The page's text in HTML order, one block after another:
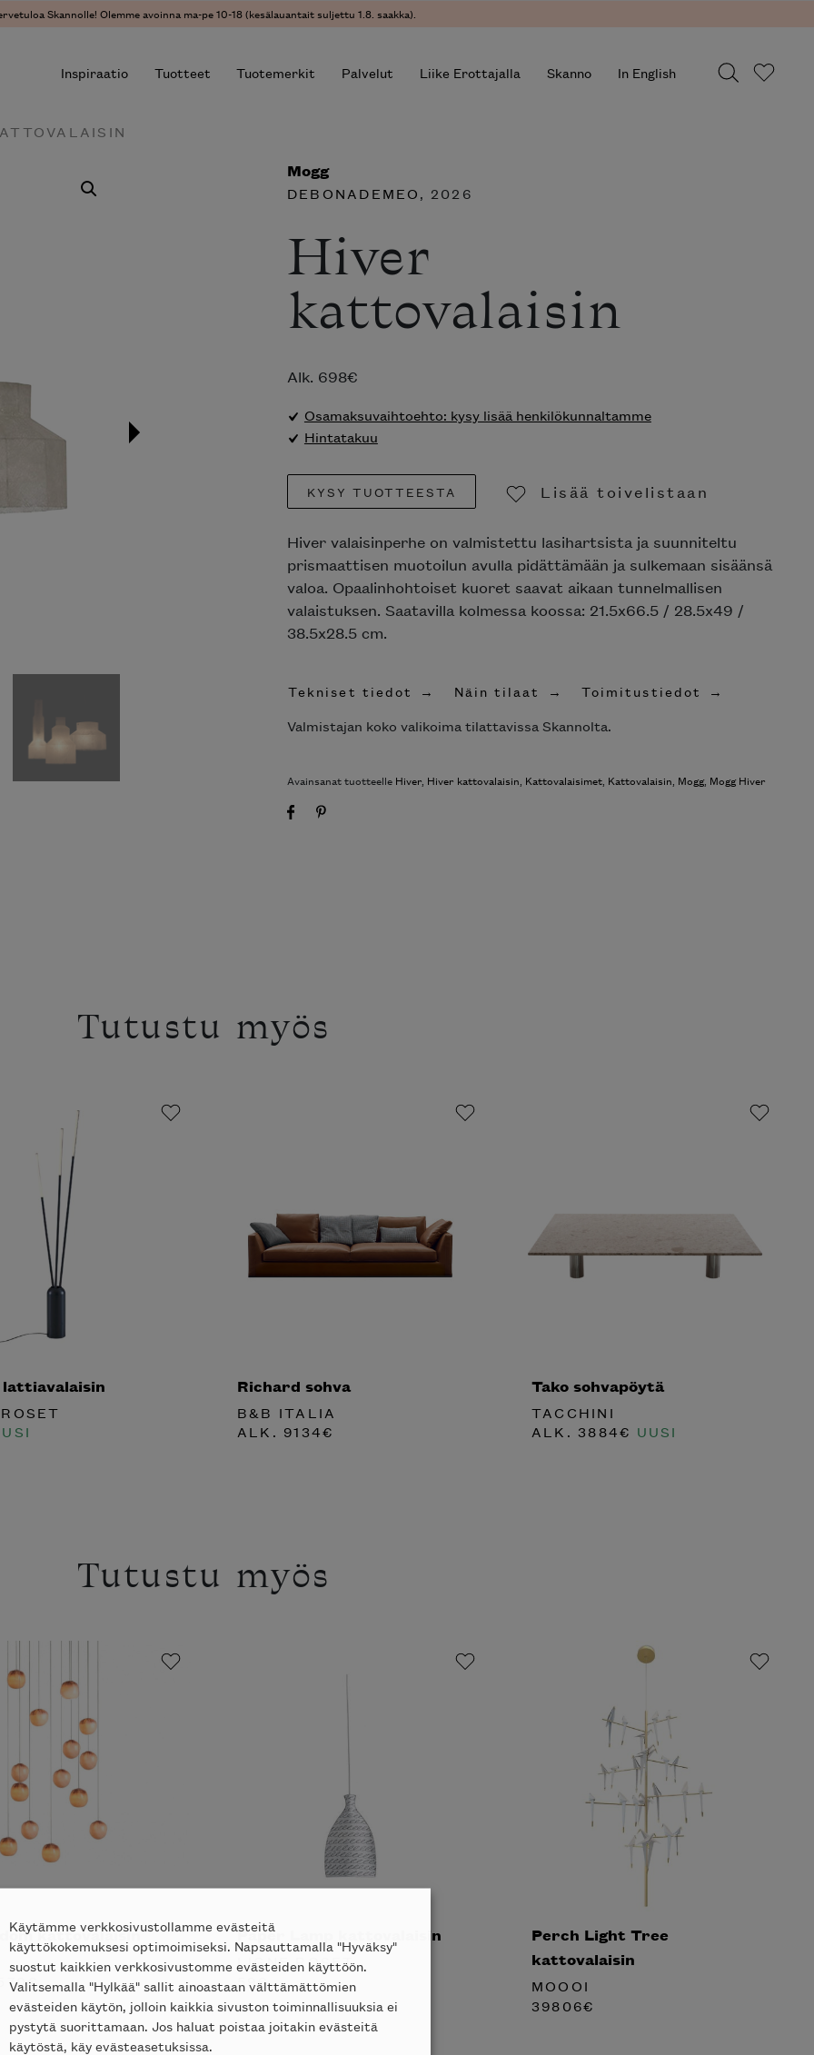
Skannolle! Olemme avoinna ma-pe 10-18 (kesälauantait suljettu 1.8. saakka).
Inspiraatio Tuotteet Tuotemerkit Palvelut Liike Erottajalla Skanno In English
Mogg
DEBONADEMEO, 2026
Hiver
kattovalaisin
Alk. 698€
Osamaksuvaihtoehto: kysy lisää henkilökunnaltamme
Hintatakuu
KYSY TUOTTEESTA
Lisää toivelistaan
Hiver valaisinperhe on valmistettu lasihartsista ja suunniteltu
prismaattisen muotoilun avulla pidättämään ja sulkemaan sisäänsä
valoa. Opaalinhohtoiset kuoret saavat aikaan tunnelmallisen
valaistuksen. Saatavilla kolmessa koossa: 21.5x66.5 / 28.5x49 /
38.5x28.5 cm.
Tekniset tiedot Näin tilaat
Toimitustiedot
Valmistajan koko valikoima tilattavissa Skannolta.
Avainsanat tuotteelle Hiver, Hiver kattovalaisin, Kattovalaisimet, Kattovalaisin, Mogg, Mogg Hiver
Tutustu myös
lattiavalaisin Richard sohva
B&B ITALIA
ALK. 9134€
Tako sohvapöytä
TACCHINI
ALK. 3884€ UUSI
Tutustu myös
kattovalaisin
€
Paper Lamp kattovalaisin
LIGNE ROSET
59€
Perch Light Tree
kattovalaisin
MOOOI
39806€
Käytämme verkkosivustollamme evästeitä
käyttökokemuksesi optimoimiseksi. Napsauttamalla "Hyväksy"
suostut kaikkien verkkosivustomme evästeiden käyttöön.
Valitsemalla "Hylkää" sallit ainoastaan välttämättömien
evästeiden käytön, jolloin kaikkia sivuston toiminnallisuuksia ei
pystytä suorittamaan. Jos haluat poistaa joitakin evästeitä
käytöstä, käy evästeasetuksissa.